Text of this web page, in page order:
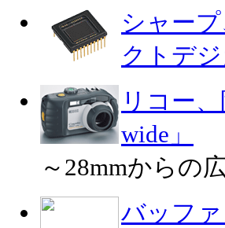
シャー
クトデ
リコー
wide」
～28mmからの
バッフ